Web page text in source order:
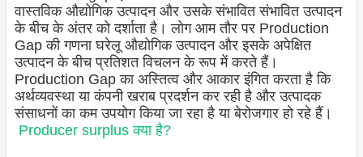
वास्तविक औद्योगिक उत्पादन और उसके संभावित संभावित उत्पादन
के बीच के अंतर को दर्शाता है। लोग आम तौर पर Production
Gap की गणना घरेलू औद्योगिक उत्पादन और इसके अपेक्षित
उत्पादन के बीच प्रतिशत विचलन के रूप में करते हैं।
Production Gap का अस्तित्व और आकार इंगित करता है कि
अर्थव्यवस्था या कंपनी खराब प्रदर्शन कर रही है और उत्पादक
संसाधनों का कम उपयोग किया जा रहा है या बेरोजगार हो रहे हैं।
Producer surplus क्या है?